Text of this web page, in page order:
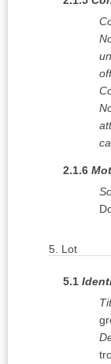
2.1.6
5. Lot
5.1